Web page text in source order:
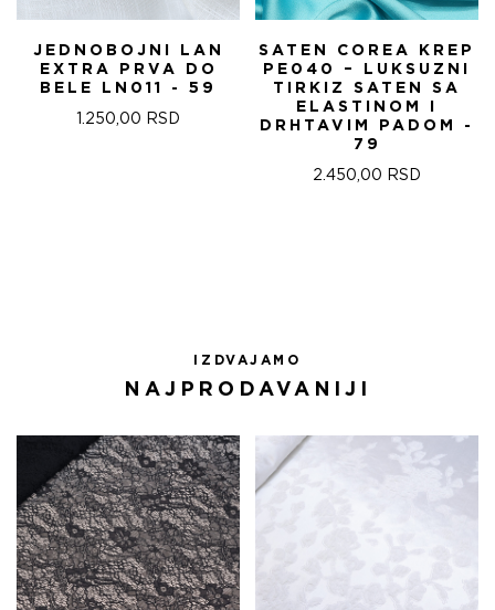
JEDNOBOJNI LAN
EXTRA PRVA DO
BELE LN011 - 59
1.250,00 RSD
SATEN COREA KREP
PE040 – LUKSUZNI
TIRKIZ SATEN SA
ELASTINOM I
DRHTAVIM PADOM -
79
2.450,00 RSD
IZDVAJAMO
NAJPRODAVANIJI